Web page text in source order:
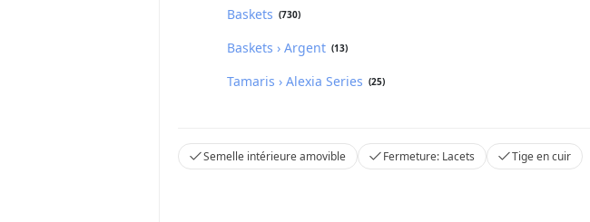
Baskets (730)
Baskets › Argent (13)
Tamaris › Alexia Series (25)
Semelle intérieure amovible Fermeture: Lacets Tige en cuir